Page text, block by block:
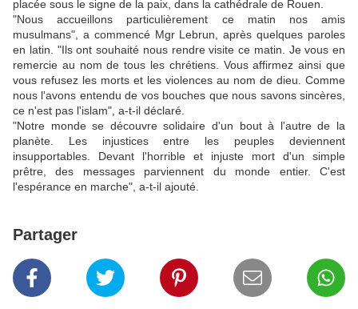
placée sous le signe de la paix, dans la cathédrale de Rouen.
"Nous accueillons particulièrement ce matin nos amis
musulmans", a commencé Mgr Lebrun, après quelques paroles
en latin. "Ils ont souhaité nous rendre visite ce matin. Je vous en
remercie au nom de tous les chrétiens. Vous affirmez ainsi que
vous refusez les morts et les violences au nom de dieu. Comme
nous l'avons entendu de vos bouches que nous savons sincères,
ce n'est pas l'islam", a-t-il déclaré.
"Notre monde se découvre solidaire d'un bout à l'autre de la
planète. Les injustices entre les peuples deviennent
insupportables. Devant l'horrible et injuste mort d'un simple
prêtre, des messages parviennent du monde entier. C'est
l'espérance en marche", a-t-il ajouté.
Partager